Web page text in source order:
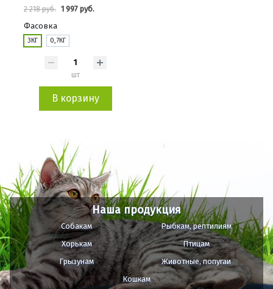
2 218 руб. 1 997 руб.
Фасовка
3КГ 0,7КГ
шт
В корзину
Наша продукция
Собакам
Рыбкам, рептилиям
Хорькам
Птицам
Грызунам
Животные, попугаи
Кошкам